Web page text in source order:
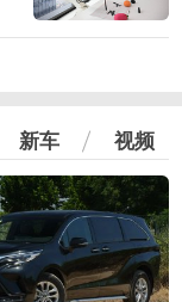
新车 视频